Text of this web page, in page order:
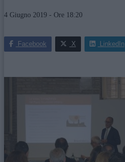
4 Giugno 2019 - Ore 18:20
Facebook X LinkedIn